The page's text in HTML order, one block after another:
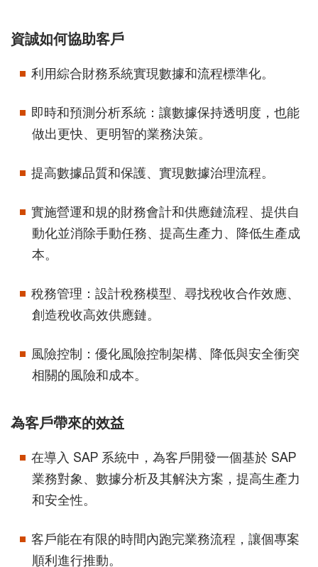
資誠如何協助客戶
利用綜合財務系統實現數據和流程標準化。
即時和預測分析系統：讓數據保持透明度，也能
做出更快、更明智的業務決策。
提高數據品質和保護、實現數據治理流程。
實施營運和規的財務會計和供應鏈流程、提供自
動化並消除手動任務、提高生產力、降低生產成
本。
稅務管理：設計稅務模型、尋找稅收合作效應、
創造稅收高效供應鏈。
風險控制：優化風險控制架構、降低與安全衝突
相關的風險和成本。
為客戶帶來的效益
在導入 SAP 系統中，為客戶開發一個基於 SAP
業務對象、數據分析及其解決方案，提高生產力
和安全性。
客戶能在有限的時間內跑完業務流程，讓個專案
順利進行推動。